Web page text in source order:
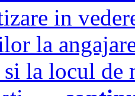
in
la
si la locul